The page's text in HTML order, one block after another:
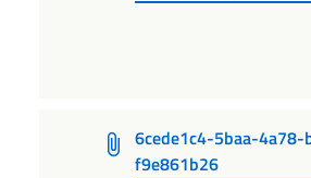
6cede1c4-5baa-
f9e861b26